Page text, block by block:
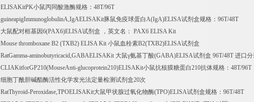
ELISAKitPK小鼠丙同酸激酶规格： 48T/96T
guineapigImmunoglobulinA,IgAELISAKit豚鼠免疫球蛋白A(IgA)ELISA试剂盒规格： 96T/48T
大鼠配对框基因6(PAX6)ELISA试剂盒 ，英文名： PAX6 ELISA Kit
Mouse thromboxane B2 (TXB2) ELISA Kit 小鼠血栓素B2(TXB2)ELISA试剂盒
RatGamma-aminobutyricacid,GABAELISAKit 大鼠γ氨基丁酸(GABA)ELISA试剂盒 96T/48T 进口分
CLIAKitforGP210(MouseAnti-glucoprotein210)ELISAKit小鼠抗核膜糖蛋白210抗体规格： 48T/96T
细胞丁酰胆碱酯酶活性化学发光法定量检测试剂盒20次
RatThyroid-Peroxidase,TPOELISAKit大鼠甲状腺过氧化物酶(TPO)ELISA试剂盒规格： 96T/48T